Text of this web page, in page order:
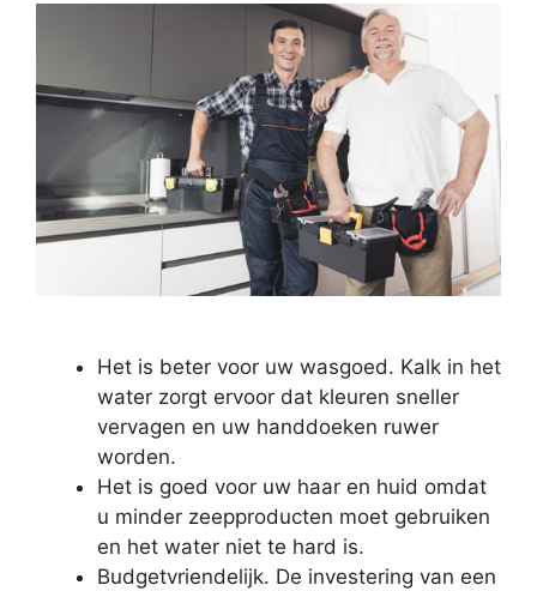
Het is beter voor uw wasgoed. Kalk in het
water zorgt ervoor dat kleuren sneller
vervagen en uw handdoeken ruwer
worden.
Het is goed voor uw haar en huid omdat
u minder zeepproducten moet gebruiken
en het water niet te hard is.
Budgetvriendelijk. De investering van een